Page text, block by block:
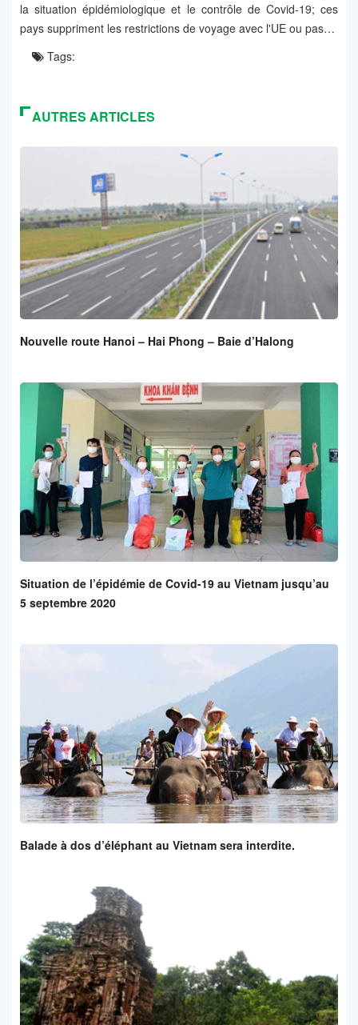
la situation épidémiologique et le contrôle de Covid-19; ces
pays suppriment les restrictions de voyage avec l'UE ou pas…
Tags:
AUTRES ARTICLES
Nouvelle route Hanoi – Hai Phong – Baie d’Halong
Situation de l’épidémie de Covid-19 au Vietnam jusqu’au
5 septembre 2020
Balade à dos d’éléphant au Vietnam sera interdite.